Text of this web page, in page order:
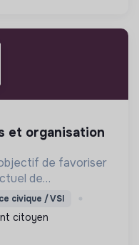
de favoriser
de
de la
du bien
civique / VSI
citoyen